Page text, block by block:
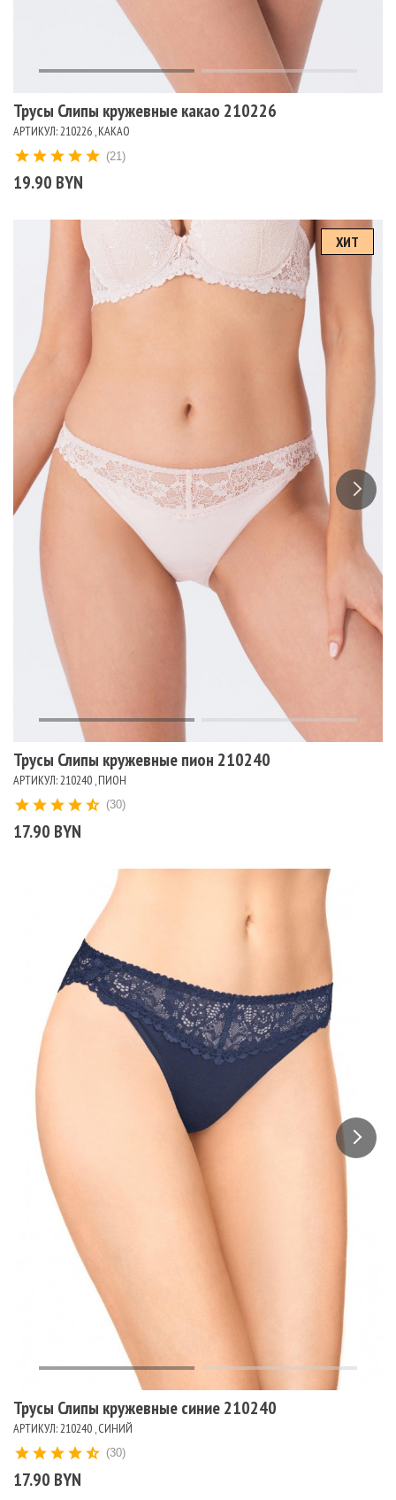
Трусы Слипы кружевные какао 210226
АРТИКУЛ: 210226 , КАКАО
19.90 BYN
(21)
ХИТ
Трусы Слипы кружевные пион 210240
АРТИКУЛ: 210240 , ПИОН
17.90 BYN
(30)
Трусы Слипы кружевные синие 210240
АРТИКУЛ: 210240 , СИНИЙ
17.90 BYN
(30)